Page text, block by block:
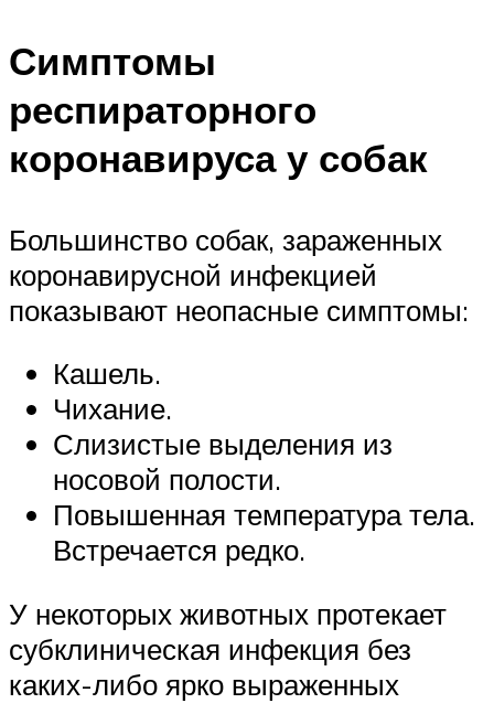
Симптомы
респираторного
коронавируса у собак
Большинство собак, зараженных
коронавирусной инфекцией
показывают неопасные симптомы:
Кашель.
Чихание.
Слизистые выделения из
носовой полости.
Повышенная температура тела.
Встречается редко.
У некоторых животных протекает
субклиническая инфекция без
каких-либо ярко выраженных